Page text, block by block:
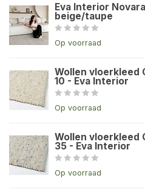
Eva Interior Novara
beige/taupe
Op voorraad
Wollen vloerkleed
10 - Eva Interior
Op voorraad
Wollen vloerkleed
35 - Eva Interior
Op voorraad